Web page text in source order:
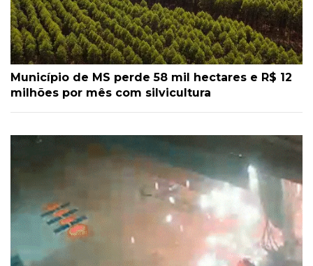
Município de MS perde 58 mil hectares e R$ 12
milhões por mês com silvicultura